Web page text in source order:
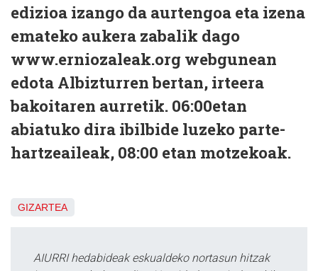
edizioa izango da aurtengoa eta izena
emateko aukera zabalik dago
www.erniozaleak.org webgunean
edota Albizturren bertan, irteera
bakoitaren aurretik. 06:00etan
abiatuko dira ibilbide luzeko parte-
hartzeaileak, 08:00 etan motzekoak.
GIZARTEA
AIURRI hedabideak eskualdeko nortasun hitzak